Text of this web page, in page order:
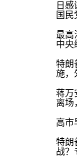
日感
国民
最高
中央
特朗
施，
蒋万
离场
高市
特朗
战？